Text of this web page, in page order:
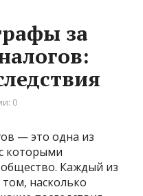
за
0
— это одна из
которыми
Каждый из
том, насколько